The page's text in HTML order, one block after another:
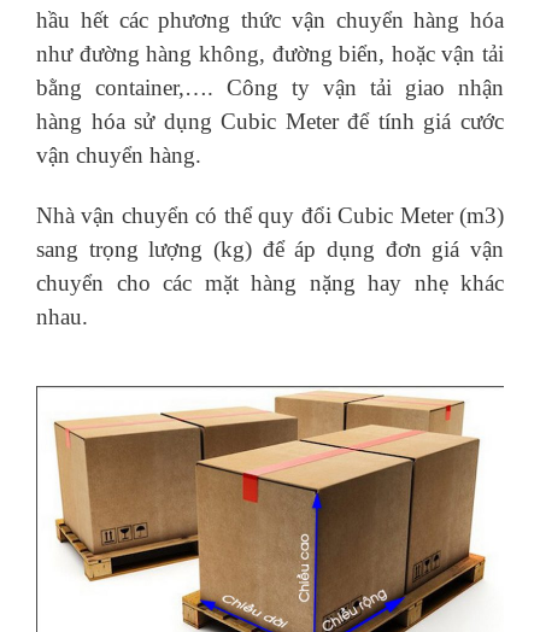
hầu hết các phương thức vận chuyển hàng hóa
như đường hàng không, đường biển, hoặc vận tải
bằng container,…. Công ty vận tải giao nhận
hàng hóa sử dụng Cubic Meter để tính giá cước
vận chuyển hàng.
Nhà vận chuyển có thể quy đổi Cubic Meter (m3)
sang trọng lượng (kg) để áp dụng đơn giá vận
chuyển cho các mặt hàng nặng hay nhẹ khác
nhau.